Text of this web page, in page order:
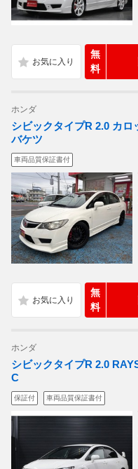
無
料
ホンダ
シビックタイプR 2.0 カ
バケツ
車両品質保証書付
無
料
ホンダ
シビックタイプR 2.0
C
保証付 車両品質保証書付